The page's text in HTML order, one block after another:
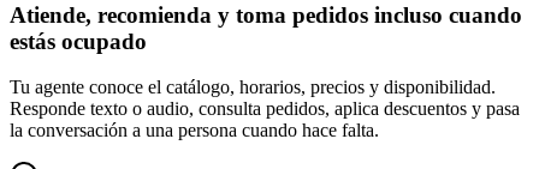
Atiende, recomienda y toma pedidos incluso cuando
estás ocupado
Tu agente conoce el catálogo, horarios, precios y disponibilidad.
Responde texto o audio, consulta pedidos, aplica descuentos y pasa
la conversación a una persona cuando hace falta.